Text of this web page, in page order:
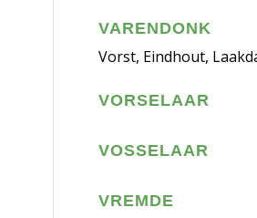
VARENDONK
Vorst, Eindhout,
VORSELAAR
VOSSELAAR
VREMDE